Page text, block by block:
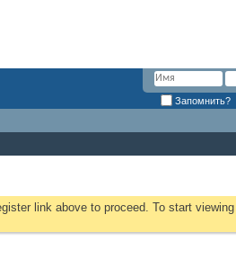
Запомнить?
link above to proceed. To start